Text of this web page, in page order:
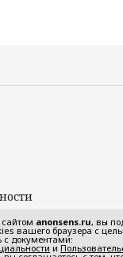
anonsens.ru, вы
вашего браузера с
с документами:
и